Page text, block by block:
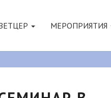
МЕРОПРИЯТИЯ